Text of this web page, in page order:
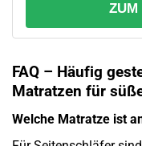
ZUM
FAQ – Häufig
Matratzen für
Welche Matratze ist